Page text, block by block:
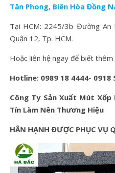
Tân Phong, Biên Hòa Đồng
Tại HCM: 2245/3b Đường An
Quận 12, Tp. HCM.
Hoặc liên hệ ngay để biết thêm
Hotline: 0989 18 4444- 0918
Công Ty Sản Xuất Mút Xốp
Tín Làm Nên Thương Hiệu
HÂN HẠNH ĐƯỢC PHỤC VỤ